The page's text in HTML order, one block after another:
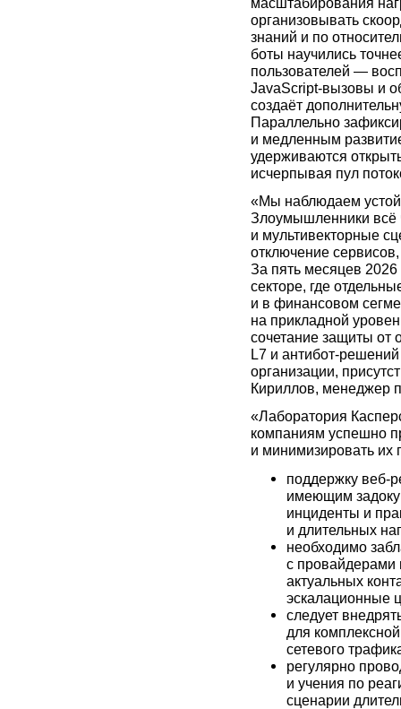
организовывать
знаний и по
боты научились
пользователей —
JavaScript-вызовы и
создаёт
Параллельно
и медленным
удерживаются
исчерпывая пул
«Мы наблюдаем
Злоумышленники всё
и мультивекторные
отключение
За пять месяцев 2026
секторе, где
и в финансовом
на прикладной
сочетание защиты от
L7 и антибот-
организации,
Кириллов, менеджер
«Лаборатория
компаниям успешно
и минимизировать их
поддержку веб-
имеющим
инциденты и
и длительных
необходимо
с провайдерами
актуальных
эскалационные
следует
для
сетевого
регулярно
и учения по
сценарии